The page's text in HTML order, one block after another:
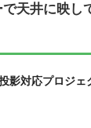
天井に映し
投影対応プロジェ